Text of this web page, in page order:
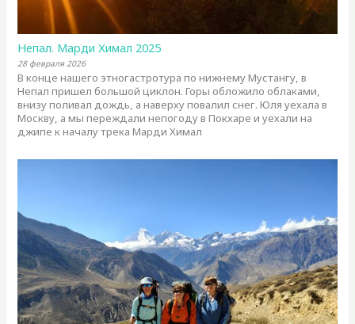
Непал. Марди Химал 2025
28 февраля 2026
В конце нашего этногастротура по нижнему Мустангу, в
Непал пришел большой циклон. Горы обложило облаками,
внизу поливал дождь, а наверху повалил снег. Юля уехала в
Москву, а мы переждали непогоду в Покхаре и уехали на
джипе к началу трека Марди Химал